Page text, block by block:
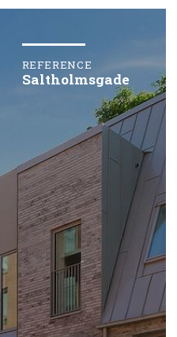
REFERENCE
Saltholmsgade